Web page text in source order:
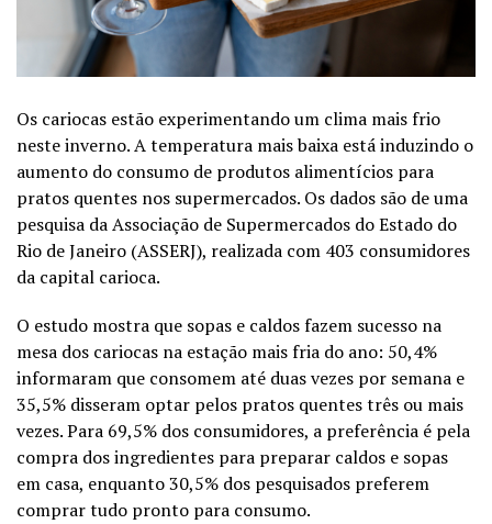
Os cariocas estão experimentando um clima mais frio
neste inverno. A temperatura mais baixa está induzindo o
aumento do consumo de produtos alimentícios para
pratos quentes nos supermercados. Os dados são de uma
pesquisa da Associação de Supermercados do Estado do
Rio de Janeiro (ASSERJ), realizada com 403 consumidores
da capital carioca.
O estudo mostra que sopas e caldos fazem sucesso na
mesa dos cariocas na estação mais fria do ano: 50,4%
informaram que consomem até duas vezes por semana e
35,5% disseram optar pelos pratos quentes três ou mais
vezes. Para 69,5% dos consumidores, a preferência é pela
compra dos ingredientes para preparar caldos e sopas
em casa, enquanto 30,5% dos pesquisados preferem
comprar tudo pronto para consumo.